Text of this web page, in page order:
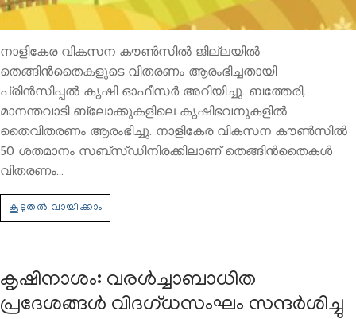
നാളികേര വികസന കൗണ്‍സില്‍ ജില്ലയില്‍
തെങ്ങിന്‍തൈകളുടെ വിതരണം ആരംഭിച്ചതായി
പ്രിന്‍സിപ്പല്‍ കൃഷി ഓഫീസര്‍ അറിയിച്ചു. ബത്തേരി,
മാനന്തവാടി ബ്ലോക്കുകളിലെ കൃഷിഭവനുകളില്‍
തൈവിതരണം ആരംഭിച്ചു. നാളികേര വികസന കൗണ്‍സില്‍
50 ശതമാനം സബ്സ്ഡിനിരക്കിലാണ് തെങ്ങിന്‍തൈകള്‍
വിതരണം…
കൃഷിനാശം: വരള്‍ച്ചാബാധിത
പ്രദേശങ്ങള്‍ വിദഗ്ധസംഘം സന്ദര്‍ശിച്ചു